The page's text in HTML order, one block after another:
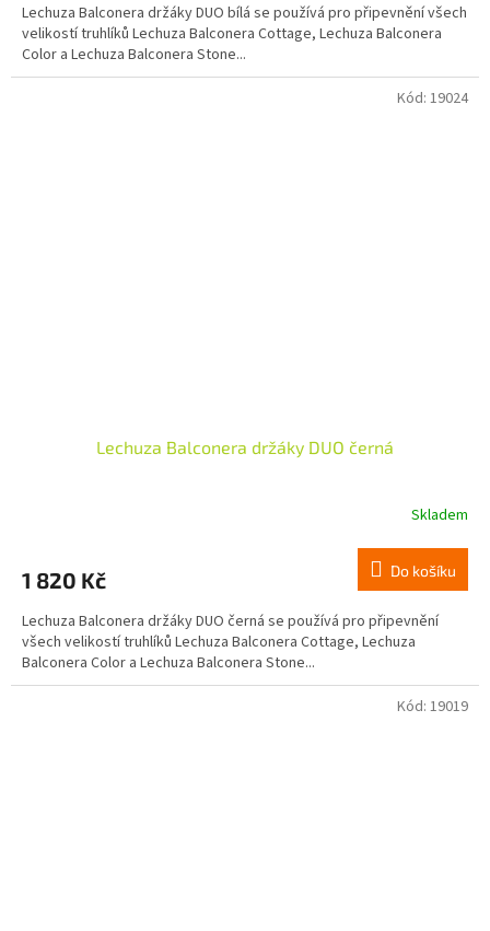
Lechuza Balconera držáky DUO bílá se používá pro připevnění všech
velikostí truhlíků Lechuza Balconera Cottage, Lechuza Balconera
Color a Lechuza Balconera Stone...
Lechuza Balconera držáky DUO černá
Skladem
1 820 Kč Do košíku
Lechuza Balconera držáky DUO černá se používá pro připevnění
všech velikostí truhlíků Lechuza Balconera Cottage, Lechuza
Balconera Color a Lechuza Balconera Stone...
Kód: 19024
Kód: 19019